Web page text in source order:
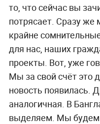
то, что сейчас вы
потрясает. Сразу же
крайне
для нас, наших
проекты. Вот, уже
Мы за свой счёт это
новость появилась.
аналогичная. В
выделяем. Мы будем